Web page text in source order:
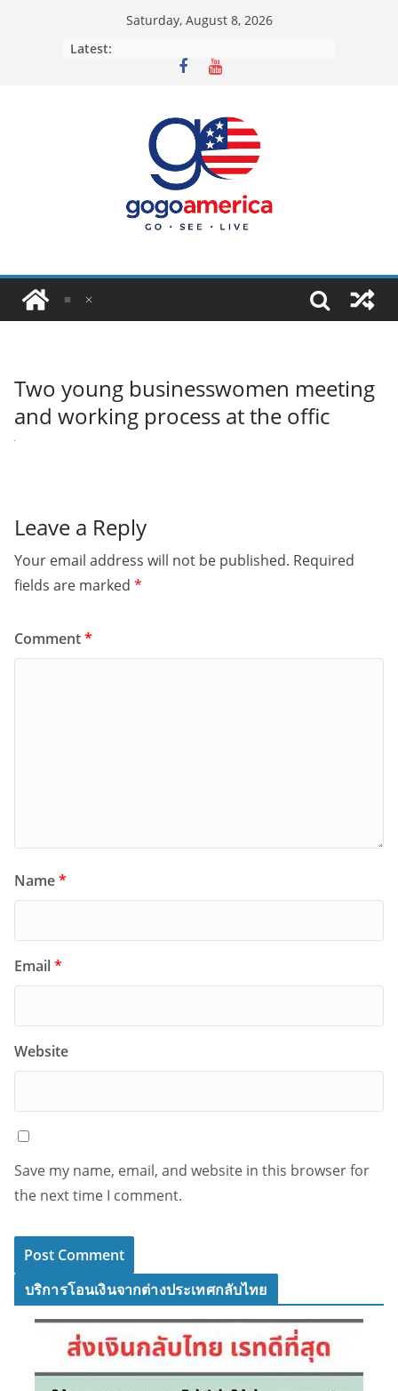
Saturday, August 8, 2026
Latest:
Two young businesswomen meeting
and working process at the offic
Leave a Reply
Your email address will not be published. Required
fields are marked *
Comment*
Name*
Email*
Website
Save my name, email, and website in this browser for
the next time I comment.
บริการโอนเงินจากต่างประเทศกลับไทย